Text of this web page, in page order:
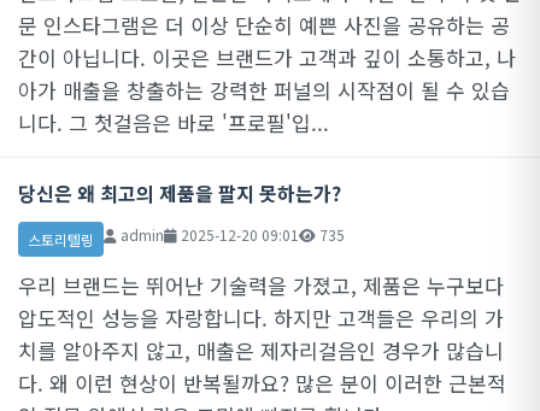
문 인스타그램은 더 이상 단순히 예쁜 사진을 공유하는 공
간이 아닙니다. 이곳은 브랜드가 고객과 깊이 소통하고, 나
아가 매출을 창출하는 강력한 퍼널의 시작점이 될 수 있습
니다. 그 첫걸음은 바로 '프로필'입...
당신은 왜 최고의 제품을 팔지 못하는가?
스토리텔링 admin 2025-12-20 09:01 735
우리 브랜드는 뛰어난 기술력을 가졌고, 제품은 누구보다
압도적인 성능을 자랑합니다. 하지만 고객들은 우리의 가
치를 알아주지 않고, 매출은 제자리걸음인 경우가 많습니
다. 왜 이런 현상이 반복될까요? 많은 분이 이러한 근본적